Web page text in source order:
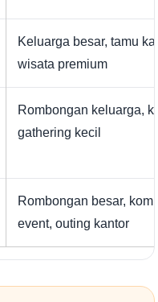
Keluarga besar, tamu
wisata premium
Rombongan keluarga,
gathering kecil
Rombongan besar,
event, outing kantor